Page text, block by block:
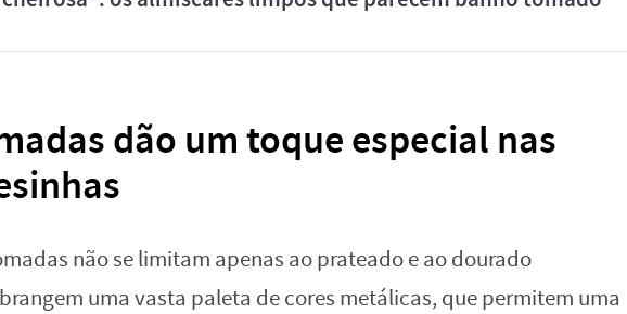
dão um toque especial nas
não se limitam apenas ao prateado e ao dourado
uma vasta paleta de cores metálicas, que permitem uma